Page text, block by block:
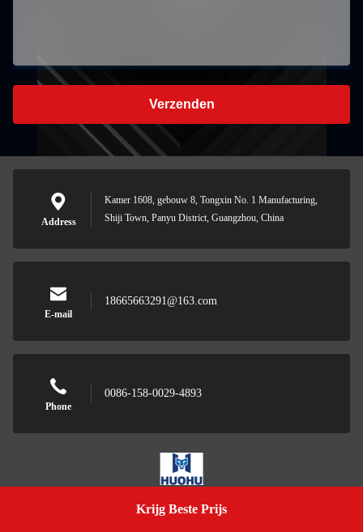
Krijg Beste Prijs
Verzenden
Address
Kamer 1608, gebouw 8, Tongxin No. 1 Manufacturing,
Shiji Town, Panyu District, Guangzhou, China
E-mail
18665663291@163.com
Phone
0086-158-0029-4893
Wuhan Huohu Technology Co., Ltd.
Get A Quote